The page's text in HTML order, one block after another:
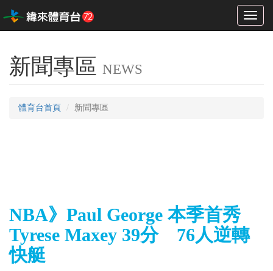
Toggle
新聞專區 NEWS
體育台首頁 新聞專區
NBA》Paul George 本季首秀
Tyrese Maxey 39分 76人逆轉
快艇